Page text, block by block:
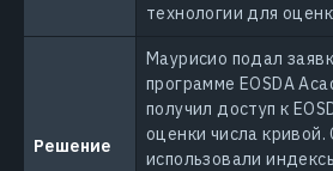
технологии для
Решение
Маурисио подал
программе EOSDA
получил доступ к
оценки числа
использовали